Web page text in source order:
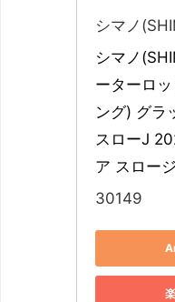
シマノ
シマノ
ーターロ
ング) グラ
スローJ
ア スロー
30149